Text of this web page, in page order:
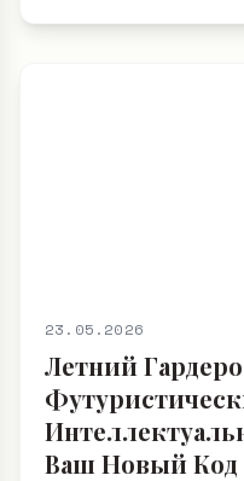
23.05.2026
Летний
Ваш Новый Код